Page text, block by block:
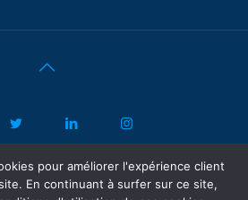
| Politique de confidentialité
by SF Concept
pour améliorer l'expérience client
En continuant à surfer sur ce site,